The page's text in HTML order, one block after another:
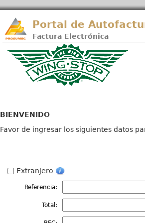
Portal de
Factura Electrónica
BIENVENIDO
Favor de ingresar los siguientes datos
Extranjero
Referencia:
Total: